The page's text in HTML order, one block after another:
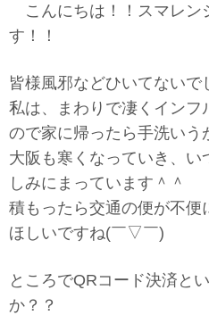
こんにちは！！スマレン
す！！
皆様風邪などひいてないで
私は、まわりで凄くインフ
ので家に帰ったら手洗いう
大阪も寒くなっていき、い
しみにまっています＾＾
積もったら交通の便が不便
ほしいですね(￣▽￣)
ところでQRコード決済と
か？？